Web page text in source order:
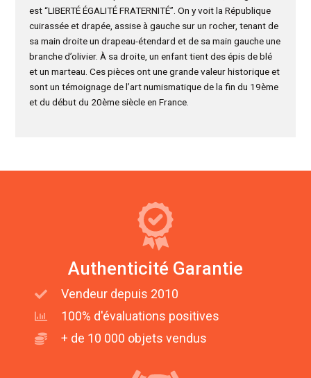
est “LIBERTÉ ÉGALITÉ FRATERNITÉ”. On y voit la République
cuirassée et drapée, assise à gauche sur un rocher, tenant de
sa main droite un drapeau-étendard et de sa main gauche une
branche d’olivier. À sa droite, un enfant tient des épis de blé
et un marteau. Ces pièces ont une grande valeur historique et
sont un témoignage de l’art numismatique de la fin du 19ème
et du début du 20ème siècle en France.
Authenticité Garantie
Vendeur depuis 2010
100% d'évaluations positives
+ de 10 000 objets vendus